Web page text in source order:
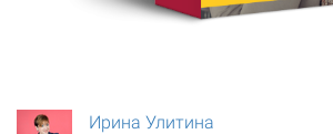
Ирина Улитина